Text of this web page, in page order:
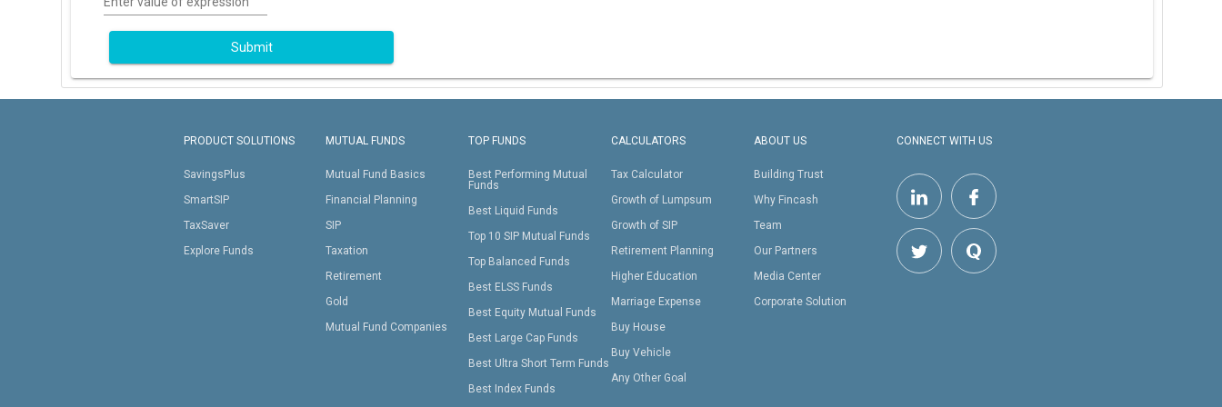
Submit
PRODUCT SOLUTIONS
SavingsPlus
SmartSIP
TaxSaver
Explore Funds
MUTUAL FUNDS
Mutual Fund Basics
Financial Planning
SIP
Taxation
Retirement
Gold
Mutual Fund Companies
TOP FUNDS
Best Performing Mutual
Funds
Best Liquid Funds
Top 10 SIP Mutual Funds
Top Balanced Funds
Best ELSS Funds
Best Equity Mutual Funds
Best Large Cap Funds
Best Ultra Short Term Funds
Best Index Funds
CALCULATORS
Tax Calculator
Growth of Lumpsum
Growth of SIP
Retirement Planning
Higher Education
Marriage Expense
Buy House
Buy Vehicle
Any Other Goal
ABOUT US
Building Trust
Why Fincash
Team
Our Partners
Media Center
Corporate Solution
CONNECT WITH US